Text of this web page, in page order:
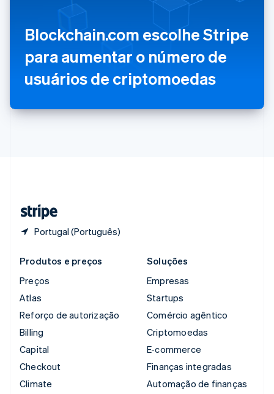
Blockchain.com escolhe Stripe
para aumentar o número de
usuários de criptomoedas
Portugal (Português)
PortuguêsEnglish
English 简体中文
Reino Unido
English
English
Singapura
Produtos e preços
Preços
Atlas
Reforço de autorização
Billing
Capital
Checkout
Climate
Soluções
Empresas
Startups
Comércio agêntico
Criptomoedas
E-commerce
Finanças integradas
Automação de finanças